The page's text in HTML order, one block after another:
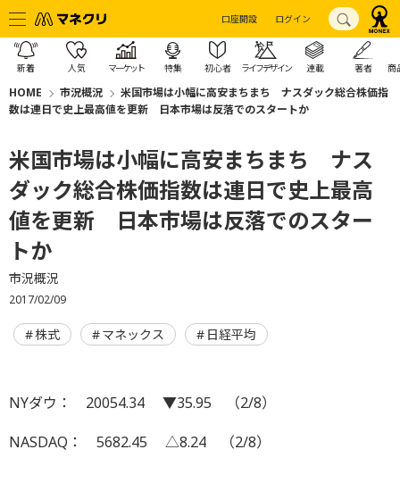
口座開設 ログイン
新着 人気 マーケット 特集 初心者 ライフデザイン 連載 著者 商
HOME 市況概況
米国市場は小幅に高安まちまち ナスダック総合株価指
数は連日で史上最高値を更新 日本市場は反落でのスタートか
米国市場は小幅に高安まちまち ナス
ダック総合株価指数は連日で史上最高
値を更新 日本市場は反落でのスター
トか
市況概況
2017/02/09
株式 マネックス 日経平均
NYダウ： 20054.34 ▼35.95 （2/8）
NASDAQ： 5682.45 △8.24 （2/8）